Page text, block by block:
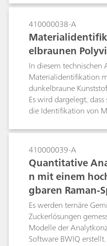
Überwachung einer
polymorphen
der Delta- zur Beta-
kombinierten
Spektroskopie und
410000038-A
elbraunen
In diesem
Materialidentifikation
dunkelbraune
Es wird dargelegt,
die Identifikation von
410000039-A
Quantitative
n mit einem
gbaren Raman-
Es werden ternäre
Zuckerlösungen
Modelle der
Software BWIQ erstellt.